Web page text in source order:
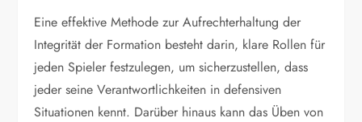
Eine effektive Methode zur Aufrechterhaltung der
Integrität der Formation besteht darin, klare Rollen für
jeden Spieler festzulegen, um sicherzustellen, dass
jeder seine Verantwortlichkeiten in defensiven
Situationen kennt. Darüber hinaus kann das Üben von